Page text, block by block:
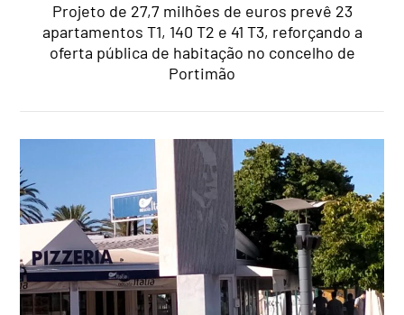
Projeto de 27,7 milhões de euros prevê 23
apartamentos T1, 140 T2 e 41 T3, reforçando a
oferta pública de habitação no concelho de
Portimão